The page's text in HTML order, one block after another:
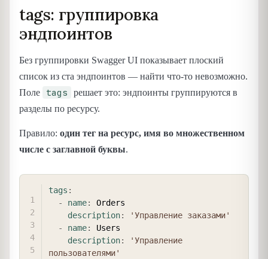
tags: группировка
эндпоинтов
Без группировки Swagger UI показывает плоский
список из ста эндпоинтов — найти что-то невозможно.
Поле
tags
решает это: эндпоинты группируются в
разделы по ресурсу.
Правило: один тег на ресурс, имя во множественном
числе с заглавной буквы.
tags :
-
name:
Orders
description:
'Управление заказами'
-
name:
Users
description:
'Управление
пользователями'